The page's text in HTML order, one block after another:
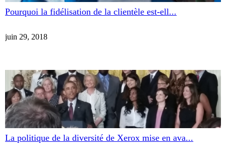
Pourquoi la fidélisation de la clientèle est-ell...
juin 29, 2018
La politique de la diversité de Xerox mise en ava...